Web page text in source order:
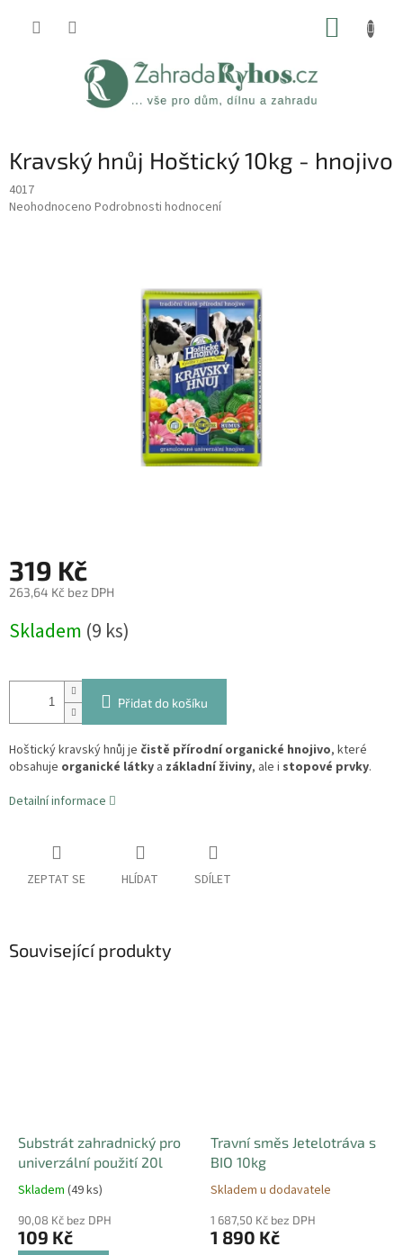
Kravský hnůj Hoštický 10kg - hnojivo
4017
Průměrné
Neohodnoceno Podrobnosti hodnocení
319 Kč
263,64 Kč bez DPH
cena:
Skladem (9 ks)
Přidat do košíku
Hoštický kravský hnůj je čistě přírodní organické hnojivo, které
obsahuje organické látky a základní živiny, ale i stopové prvky.
Detailní informace
ZEPTAT SE HLÍDAT SDÍLET
Související produkty
Substrát zahradnický pro
univerzální použití 20l
Skladem (49 ks)
90,08 Kč bez DPH
109 Kč
Travní směs Jetelotráva s
BIO 10kg
Skladem u dodavatele
1 687,50 Kč bez DPH
1 890 Kč